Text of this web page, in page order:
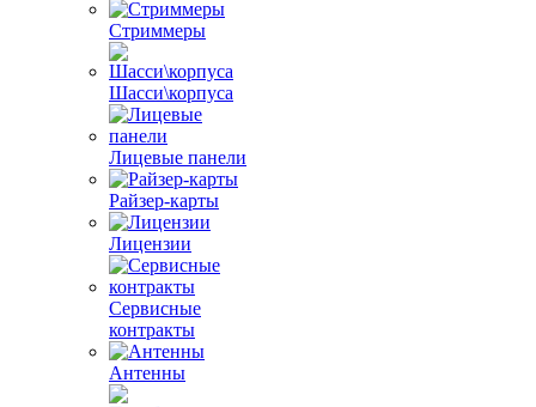
Стриммеры
Шасси\корпуса
Лицевые панели
Райзер-карты
Лицензии
Сервисные
контракты
Антенны